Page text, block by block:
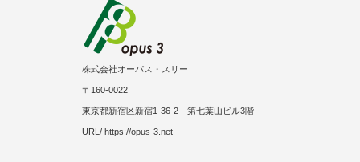
株式会社オーパス・スリー
〒160-0022
東京都新宿区新宿1-36-2 第七葉山ビル3階
URL/ https://opus-3.net